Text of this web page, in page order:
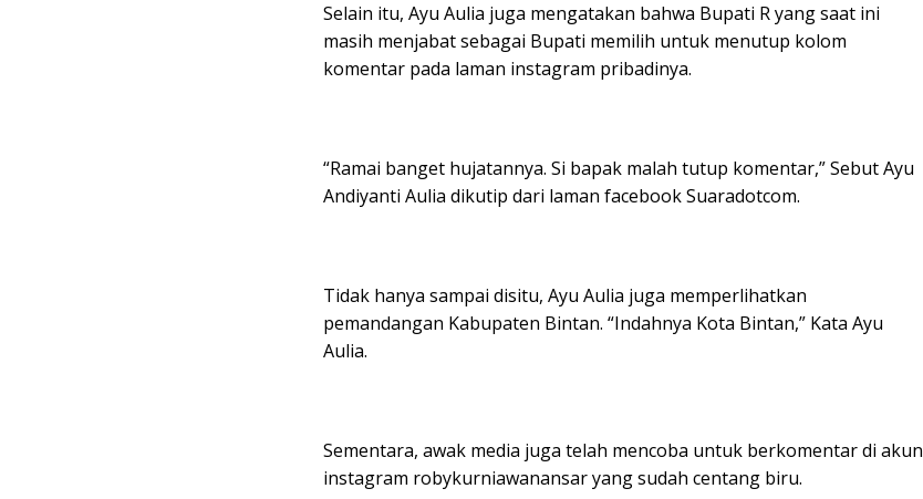
Selain itu, Ayu Aulia juga mengatakan bahwa Bupati R yang saat ini
masih menjabat sebagai Bupati memilih untuk menutup kolom
komentar pada laman instagram pribadinya.
“Ramai banget hujatannya. Si bapak malah tutup komentar,” Sebut Ayu
Andiyanti Aulia dikutip dari laman facebook Suaradotcom.
Tidak hanya sampai disitu, Ayu Aulia juga memperlihatkan
pemandangan Kabupaten Bintan. “Indahnya Kota Bintan,” Kata Ayu
Aulia.
Sementara, awak media juga telah mencoba untuk berkomentar di akun
instagram robykurniawanansar yang sudah centang biru.